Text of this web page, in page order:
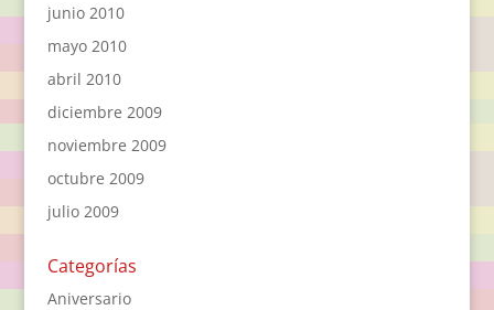
junio 2010
mayo 2010
abril 2010
diciembre 2009
noviembre 2009
octubre 2009
julio 2009
Categorías
Aniversario